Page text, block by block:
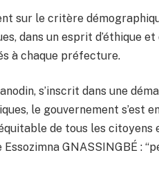
sur le critère
dans un esprit d’éthique
à chaque préfecture.
s’inscrit dans une
le gouvernement s’est
de tous les citoyens
GNASSINGBÉ :